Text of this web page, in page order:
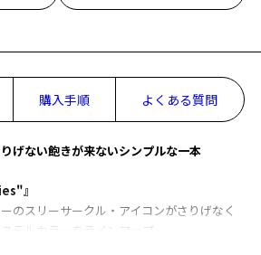
購入手順 よくある質問
げない飽きが来ないシンプルな一本
』
のスリーサークル・アイコンがさりげなく
テルカラーをラインアップ。